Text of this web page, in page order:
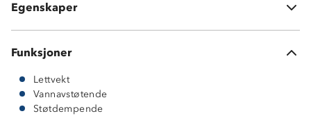
Egenskaper
Myk og komfortabel
Funksjoner
Lettvekt
Vannavstøtende
Støtdempende